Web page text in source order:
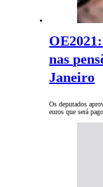
nas
Janeiro
Os deputados
euros que será